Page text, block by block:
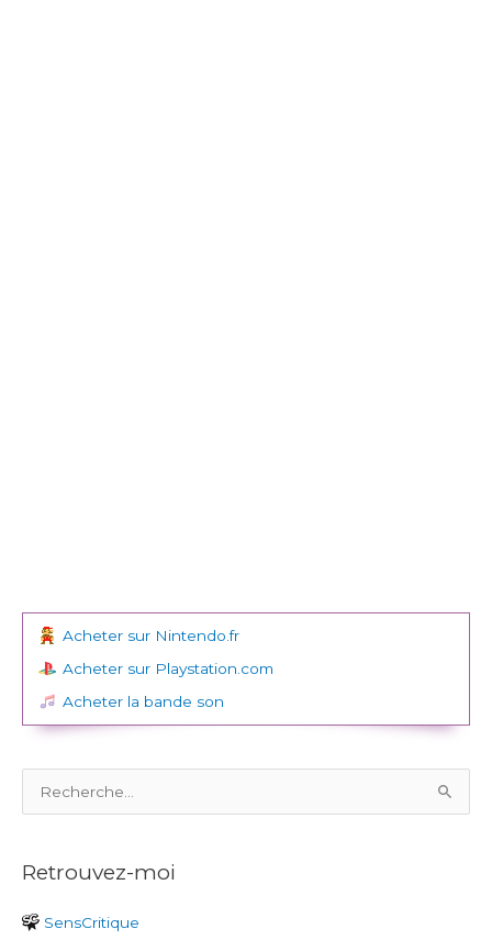
Acheter sur Nintendo.fr
Acheter sur Playstation.com
Acheter la bande son
e
h
r
Retrouvez-moi
SensCritique